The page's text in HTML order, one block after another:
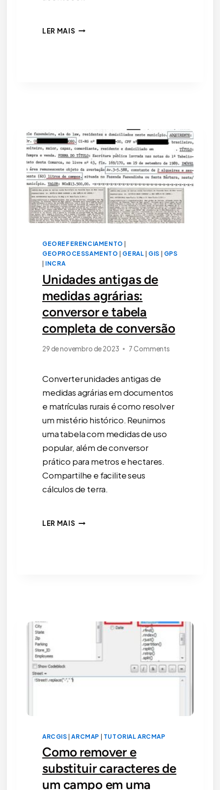
LER MAIS COMO
ARCGIS?
GEOREFERENCIAMENTO
GEOPROCESSAMENTO
GERAL GIS
GPS
INCRA
Unidades antigas de
medidas agrárias:
conversor e tabela
completa de conversão
29 de novembro de 2023 7 Comments
Converter unidades antigas de
medidas agrárias em documentos
e matrículas rurais é como resolver
um mistério histórico. Reunimos
uma tabela com medidas de uso
popular, além de conversor
prático para metros e hectares.
Compartilhe e facilite seus
cálculos de terra.
LER MAIS UNIDADES
ARCGIS |ARCMAP | TUTORIAL ARCMAP
Como remover e
substituir caracteres de
um campo em uma